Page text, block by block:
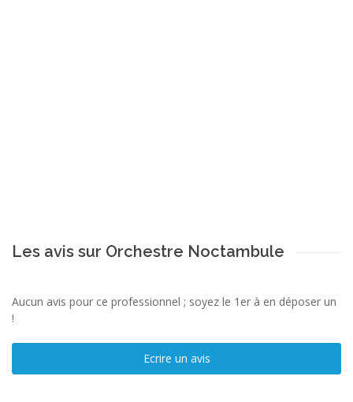
Les avis sur Orchestre Noctambule
Aucun avis pour ce professionnel ; soyez le 1er à en déposer un
!
Ecrire un avis